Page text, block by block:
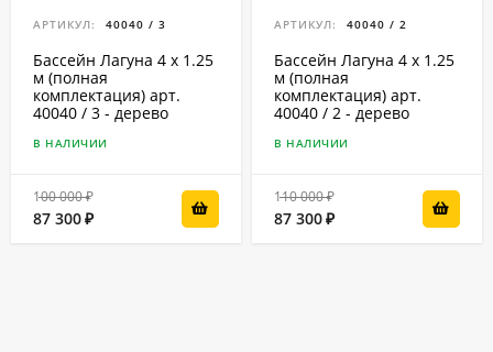
АРТИКУЛ: 40040 / 3
Бассейн Лагуна 4 х 1.25
м (полная
комплектация) арт.
40040 / 3 - дерево
В НАЛИЧИИ
100 000 ₽
87 300₽
АРТИКУЛ: 40040 / 2
Бассейн Лагуна 4 х 1.25
м (полная
комплектация) арт.
40040 / 2 - дерево
В НАЛИЧИИ
110 000 ₽
87 300₽